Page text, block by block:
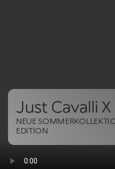
Just Cavalli
NEUE
EDITION